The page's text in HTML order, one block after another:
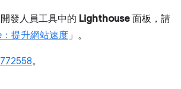
發人員工具中的 Lighthouse 面板，請
提升網站速度」。
772558。